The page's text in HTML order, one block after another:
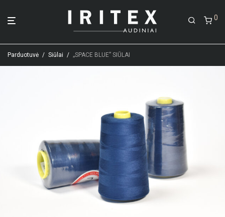
0
Parduotuvė / Siūlai / „SPACE BLUE” SIŪLAI